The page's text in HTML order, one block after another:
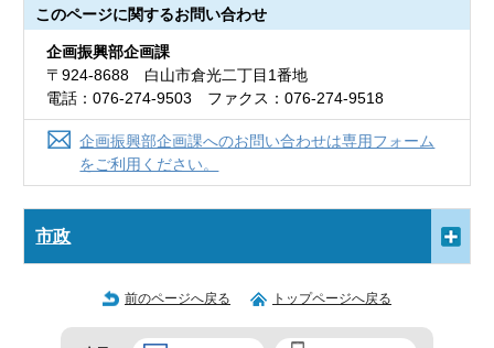
このページに関するお問い合わせ
企画振興部企画課
〒924-8688 白山市倉光二丁目1番地
電話：076-274-9503 ファクス：076-274-9518
企画振興部企画課へのお問い合わせは専用フォーム
をご利用ください。
市政
前のページへ戻る トップページへ戻る